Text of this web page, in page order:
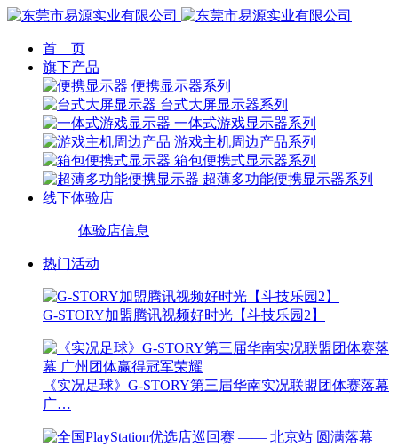
首 页
旗下产品
便携显示器系列
台式大屏显示器系列
一体式游戏显示器系列
游戏主机周边产品系列
箱包便携式显示器系列
超薄多功能便携显示器系列
线下体验店
体验店信息
热门活动
G-STORY加盟腾讯视频好时光【斗技乐园2】
《实况足球》G-STORY第三届华南实况联盟团体赛落幕
广…